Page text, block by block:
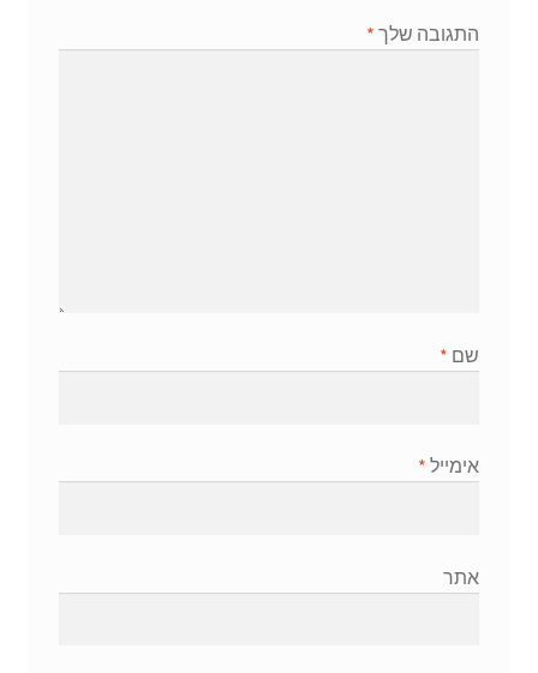
התגובה שלך *
שם *
אימייל *
אתר